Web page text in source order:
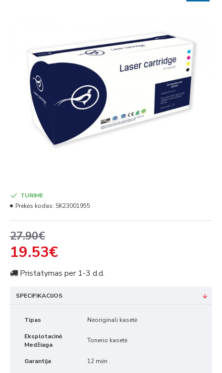
27.90€
19.53€
TURIME
Prekės kodas: SK23001955
Pristatymas per 1-3 d.d.
SPECIFIKACIJOS
Tipas Neoriginali kasetė
Eksplotacinė
Medžiaga
Tonerio kasetė
Garantija 12 mėn